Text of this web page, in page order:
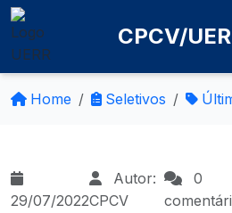
CPCV/
Home Seletivos
29/07/2022
Autor:
CPCV
0